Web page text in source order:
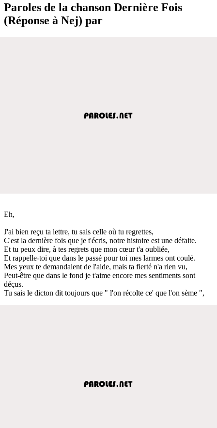
Paroles de la chanson Dernière Fois
(Réponse à Nej) par
Eh,
J'ai bien reçu ta lettre, tu sais celle où tu regrettes,
C'est la dernière fois que je t'écris, notre histoire est une défaite.
Et tu peux dire, à tes regrets que mon cœur t'a oubliée,
Et rappelle-toi que dans le passé pour toi mes larmes ont coulé.
Mes yeux te demandaient de l'aide, mais ta fierté n'a rien vu,
Peut-être que dans le fond je t'aime encore mes sentiments sont
déçus.
Tu sais le dicton dit toujours que " l'on récolte ce' que l'on sème ",